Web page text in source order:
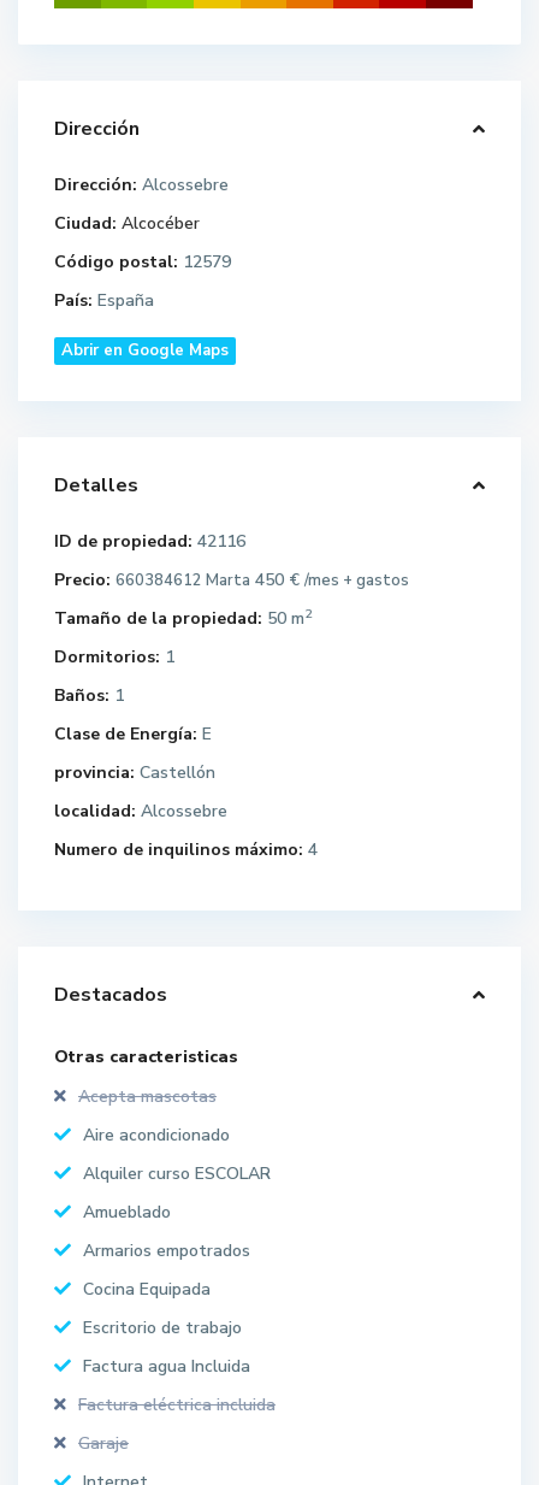
Dirección
Dirección: Alcossebre
Ciudad: Alcocéber
Código postal: 12579
País: España
Abrir en Google Maps
Detalles
ID de propiedad: 42116
Precio: 660384612 Marta 450 € /mes + gastos
Tamaño de la propiedad: 50 m2
Dormitorios: 1
Baños: 1
Clase de Energía: E
provincia: Castellón
localidad: Alcossebre
Numero de inquilinos máximo: 4
Destacados
Otras caracteristicas
Acepta mascotas
Aire acondicionado
Alquiler curso ESCOLAR
Amueblado
Armarios empotrados
Cocina Equipada
Escritorio de trabajo
Factura agua Incluida
Factura eléctrica incluida
Garaje